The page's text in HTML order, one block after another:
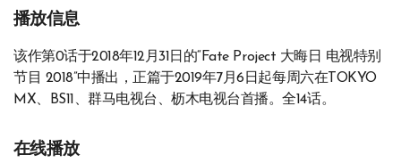
播放信息
该作第0话于2018年12月31日的“Fate Project 大晦日 电视特别
节目 2018”中播出，正篇于2019年7月6日起每周六在TOKYO
MX、BS11、群马电视台、枥木电视台首播。全14话。
在线播放